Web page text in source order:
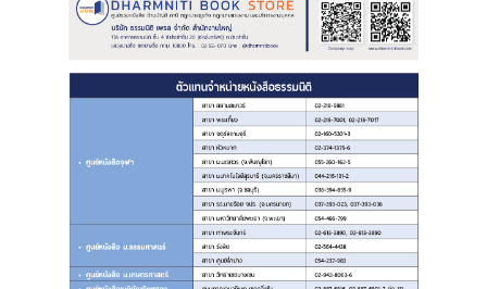
เพิ่มทรัพย์(ประชาชื่น20)
ถนนประชาชื่น แขวง